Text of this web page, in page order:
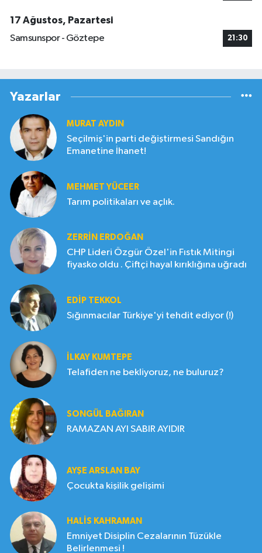
17 Ağustos, Pazartesi
Samsunspor - Göztepe
21:30
Yazarlar
MURAT AYDIN
Seçilmiş'in parti değiştirmesi Sandığın
Emanetine İhanet!
MEHMET YÜCEER
Tarım politikaları ve açlık.
ZERRIN ERDOĞAN
CHP Lideri Özgür Özel'in Fıstık Mitingi
fiyasko oldu . Çiftçi hayal kırıklığına uğradı
EDIP TEKKOL
Sığınmacılar Türkiye'yi tehdit ediyor (!)
İLKAY KUMTEPE
Telafiden ne bekliyoruz, ne buluruz?
SONGÜL BAĞIRAN
RAMAZAN AYI SABIR AYIDIR
AYŞE ARSLAN BAY
Çocukta kişilik gelişimi
HALIS KAHRAMAN
Emniyet Disiplin Cezalarının Tüzükle
Belirlenmesi !